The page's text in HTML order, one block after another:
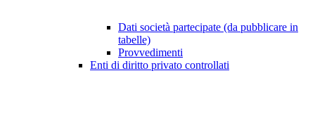
Dati società partecipate (da pubblicare in
tabelle)
Provvedimenti
Enti di diritto privato controllati